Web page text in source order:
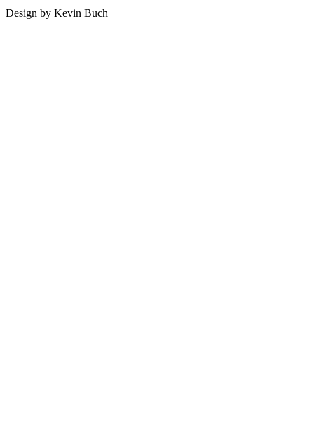
Design by Kevin Buch